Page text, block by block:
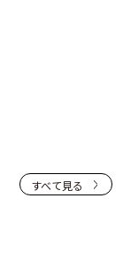
すべて見る